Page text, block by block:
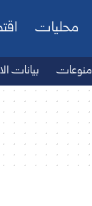
محليات
منوعات بيانات